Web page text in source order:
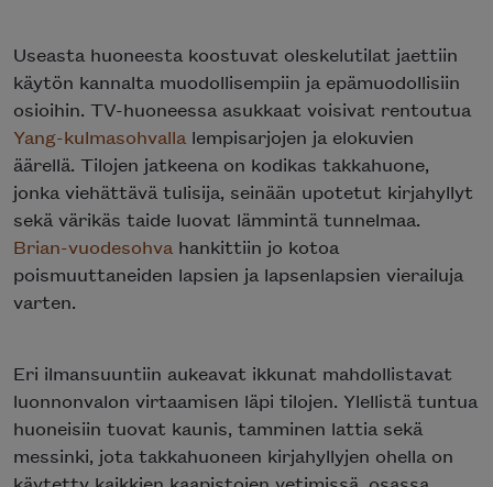
Useasta huoneesta koostuvat oleskelutilat jaettiin
käytön kannalta muodollisempiin ja epämuodollisiin
osioihin. TV-huoneessa asukkaat voisivat rentoutua
Yang-kulmasohvalla lempisarjojen ja elokuvien
äärellä. Tilojen jatkeena on kodikas takkahuone,
jonka viehättävä tulisija, seinään upotetut kirjahyllyt
sekä värikäs taide luovat lämmintä tunnelmaa.
Brian-vuodesohva hankittiin jo kotoa
poismuuttaneiden lapsien ja lapsenlapsien vierailuja
varten.
Eri ilmansuuntiin aukeavat ikkunat mahdollistavat
luonnonvalon virtaamisen läpi tilojen. Ylellistä tuntua
huoneisiin tuovat kaunis, tamminen lattia sekä
messinki, jota takkahuoneen kirjahyllyjen ohella on